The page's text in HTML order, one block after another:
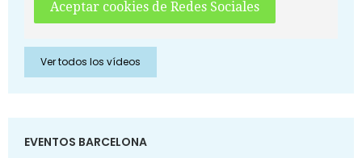
Aceptar cookies de Redes Sociales
Ver todos los vídeos
EVENTOS BARCELONA